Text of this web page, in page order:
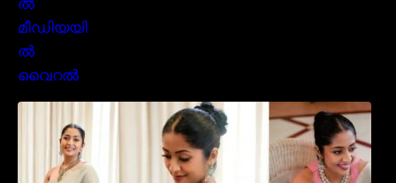
സാരിയിൽ സുന്ദരിയായി മലയിലകളുടെ
പ്രിയ താരം നവ്യാ നായർ| Malayalam
favourite actress Navya Nair cute in saree